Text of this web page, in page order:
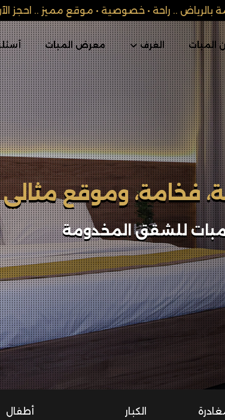
.. راحة • خصوصية • موقع مميز .. احجز
المبات الغرف معرض المبات
للشقق المخدومة
المختلفة تبدأ
الكبار أطفال